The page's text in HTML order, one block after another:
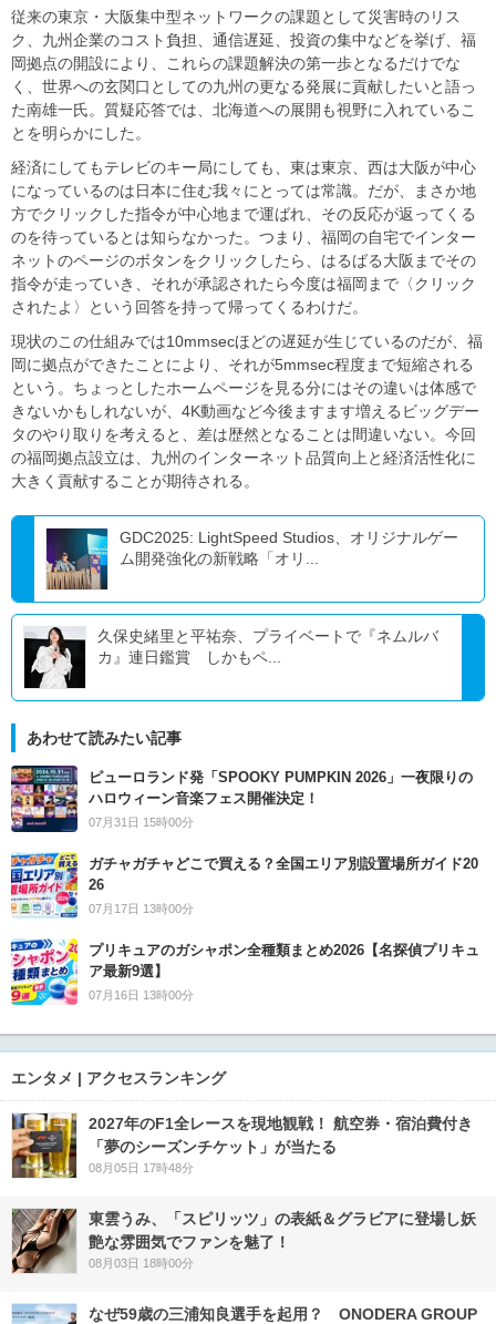
従来の東京・大阪集中型ネットワークの課題として災害時のリス
ク、九州企業のコスト負担、通信遅延、投資の集中などを挙げ、福
岡拠点の開設により、これらの課題解決の第一歩となるだけでな
く、世界への玄関口としての九州の更なる発展に貢献したいと語っ
た南雄一氏。質疑応答では、北海道への展開も視野に入れているこ
とを明らかにした。
経済にしてもテレビのキー局にしても、東は東京、西は大阪が中心
になっているのは日本に住む我々にとっては常識。だが、まさか地
方でクリックした指令が中心地まで運ばれ、その反応が返ってくる
のを待っているとは知らなかった。つまり、福岡の自宅でインター
ネットのページのボタンをクリックしたら、はるばる大阪までその
指令が走っていき、それが承認されたら今度は福岡まで〈クリック
されたよ〉という回答を持って帰ってくるわけだ。
現状のこの仕組みでは10mmsecほどの遅延が生じているのだが、福
岡に拠点ができたことにより、それが5mmsec程度まで短縮される
という。ちょっとしたホームページを見る分にはその違いは体感で
きないかもしれないが、4K動画など今後ますます増えるビッグデー
タのやり取りを考えると、差は歴然となることは間違いない。今回
の福岡拠点設立は、九州のインターネット品質向上と経済活性化に
大きく貢献することが期待される。
GDC2025: LightSpeed Studios、オリジナルゲー
ム開発強化の新戦略「オリ...
久保史緒里と平祐奈、プライベートで『ネムルバ
カ』連日鑑賞 しかもペ...
あわせて読みたい記事
ピューロランド発「SPOOKY PUMPKIN 2026」一夜限りの
ハロウィーン音楽フェス開催決定！
07月31日 15時00分
ガチャガチャどこで買える？全国エリア別設置場所ガイド20
26
07月17日 13時00分
プリキュアのガシャポン全種類まとめ2026【名探偵プリキュ
ア最新9選】
07月16日 13時00分
エンタメ | アクセスランキング
2027年のF1全レースを現地観戦！ 航空券・宿泊費付き
「夢のシーズンチケット」が当たる
08月05日 17時48分
東雲うみ、「スピリッツ」の表紙＆グラビアに登場し妖
艶な雰囲気でファンを魅了！
08月03日 18時00分
なぜ59歳の三浦知良選手を起用？ ONODERA GROUP